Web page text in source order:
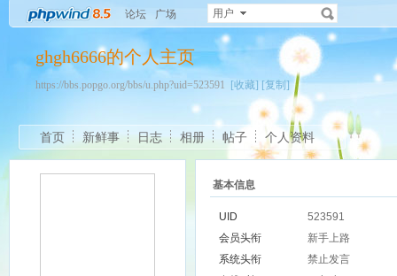
论坛 广场 用户
ghgh6666的个人主页
https://bbs.popgo.org/bbs/u.php?uid=523591 [收藏] [复制]
首页 新鲜事 日志 相册 帖子 个人资料
基本信息
UID
523591
会员头衔
新手上路
系统头衔
禁止发言